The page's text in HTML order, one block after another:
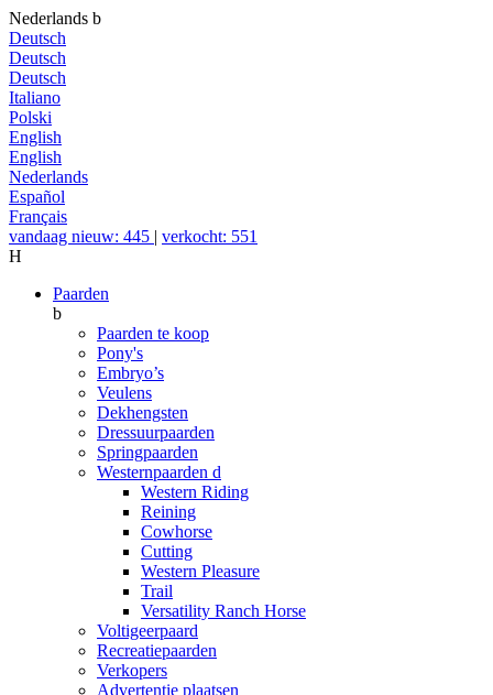
Nederlands b
Deutsch
Deutsch
Deutsch
Italiano
Polski
English
English
Nederlands
Español
Français
vandaag nieuw: 445 | verkocht: 551
H
Paarden
b
Paarden te koop
Pony's
Embryo’s
Veulens
Dekhengsten
Dressuurpaarden
Springpaarden
Westernpaarden d
Western Riding
Reining
Cowhorse
Cutting
Western Pleasure
Trail
Versatility Ranch Horse
Voltigeerpaard
Recreatiepaarden
Verkopers
Advertentie plaatsen